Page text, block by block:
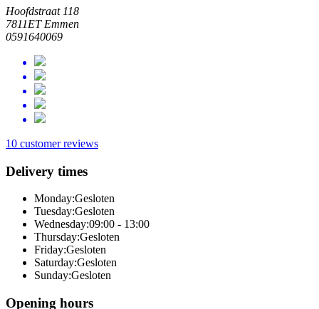
Hoofdstraat 118
7811ET Emmen
0591640069
10 customer reviews
Delivery times
Monday:Gesloten
Tuesday:Gesloten
Wednesday:09:00 - 13:00
Thursday:Gesloten
Friday:Gesloten
Saturday:Gesloten
Sunday:Gesloten
Opening hours